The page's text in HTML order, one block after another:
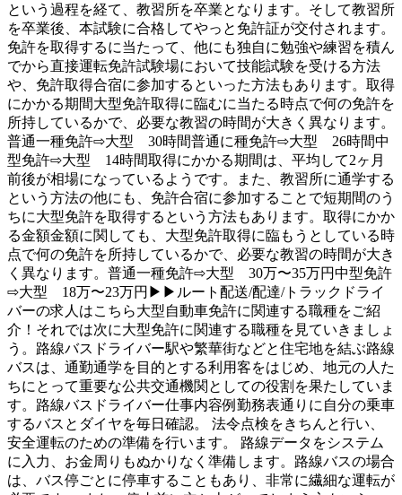
という過程を経て、教習所を卒業となります。そして教習所
を卒業後、本試験に合格してやっと免許証が交付されます。
免許を取得するに当たって、他にも独自に勉強や練習を積ん
でから直接運転免許試験場において技能試験を受ける方法
や、免許取得合宿に参加するといった方法もあります。取得
にかかる期間大型免許取得に臨むに当たる時点で何の免許を
所持しているかで、必要な教習の時間が大きく異なります。
普通一種免許⇨大型 30時間普通に種免許⇨大型 26時間中
型免許⇨大型 14時間取得にかかる期間は、平均して2ヶ月
前後が相場になっているようです。また、教習所に通学する
という方法の他にも、免許合宿に参加することで短期間のう
ちに大型免許を取得するという方法もあります。取得にかか
る金額金額に関しても、大型免許取得に臨もうとしている時
点で何の免許を所持しているかで、必要な教習の時間が大き
く異なります。普通一種免許⇨大型 30万〜35万円中型免許
⇨大型 18万〜23万円▶▶ルート配送/配達/トラックドライ
バーの求人はこちら大型自動車免許に関連する職種をご紹
介！それでは次に大型免許に関連する職種を見ていきましょ
う。路線バスドライバー駅や繁華街などと住宅地を結ぶ路線
バスは、通勤通学を目的とする利用客をはじめ、地元の人た
ちにとって重要な公共交通機関としての役割を果たしていま
す。路線バスドライバー仕事内容例勤務表通りに自分の乗車
するバスとダイヤを毎日確認。 法令点検をきちんと行い、
安全運転のための準備を行います。 路線データをシステム
に入力、お金周りもぬかりなく準備します。路線バスの場合
は、バス停ごとに停車することもあり、非常に繊細な運転が